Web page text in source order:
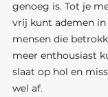
genoeg is. Tot je
vrij kunt ademen
mensen die
meer enthousiast
slaat op hol en
wel af.